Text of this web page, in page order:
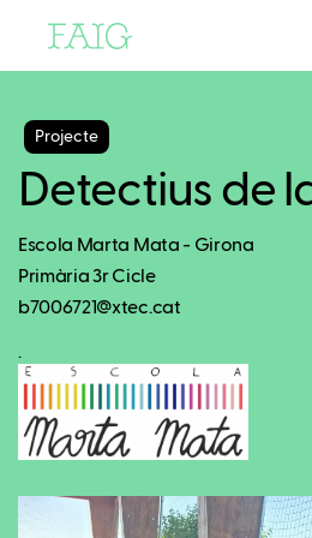
Projecte
Detectius de
Escola Marta Mata - Girona
Primària 3r Cicle
b7006721@xtec.cat
.